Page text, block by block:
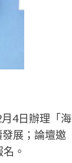
4日辦理「海
展；論壇邀
。